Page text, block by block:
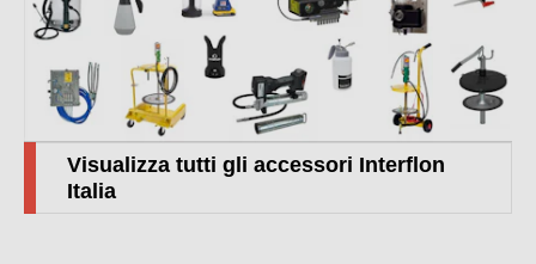
Visualizza tutti gli accessori Interflon
Italia